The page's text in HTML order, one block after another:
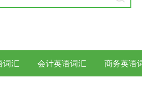
词汇 会计英语词汇 商务英语